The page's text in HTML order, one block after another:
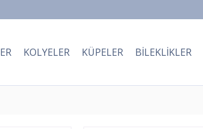
KOLYELER KÜPELER BILEKLIKLER